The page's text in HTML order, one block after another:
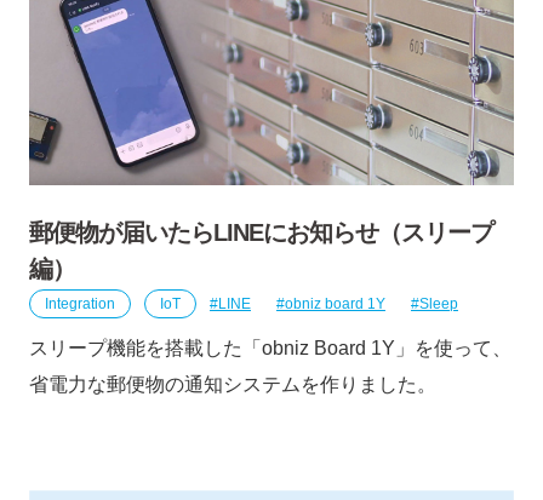
郵便物が届いたらLINEにお知らせ（スリープ
編）
Integration IoT LINE obniz board 1Y Sleep
スリープ機能を搭載した「obniz Board 1Y」を使って、
省電力な郵便物の通知システムを作りました。